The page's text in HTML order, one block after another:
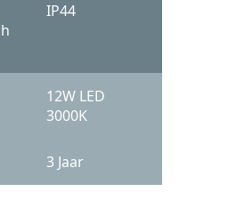
IP44
12W LED
3000K
3 Jaar